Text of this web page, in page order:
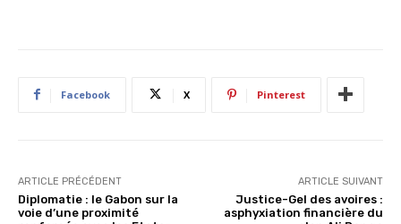
Facebook X Pinterest
ARTICLE PRÉCÉDENT
Diplomatie : le Gabon sur la
voie d’une proximité
ARTICLE SUIVANT
Justice-Gel des avoires :
asphyxiation financière du